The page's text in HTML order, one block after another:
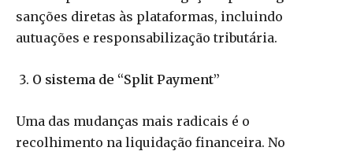
sanções diretas às plataformas, incluindo
autuações e responsabilização tributária.
O sistema de “Split Payment”
Uma das mudanças mais radicais é o
recolhimento na liquidação financeira. No